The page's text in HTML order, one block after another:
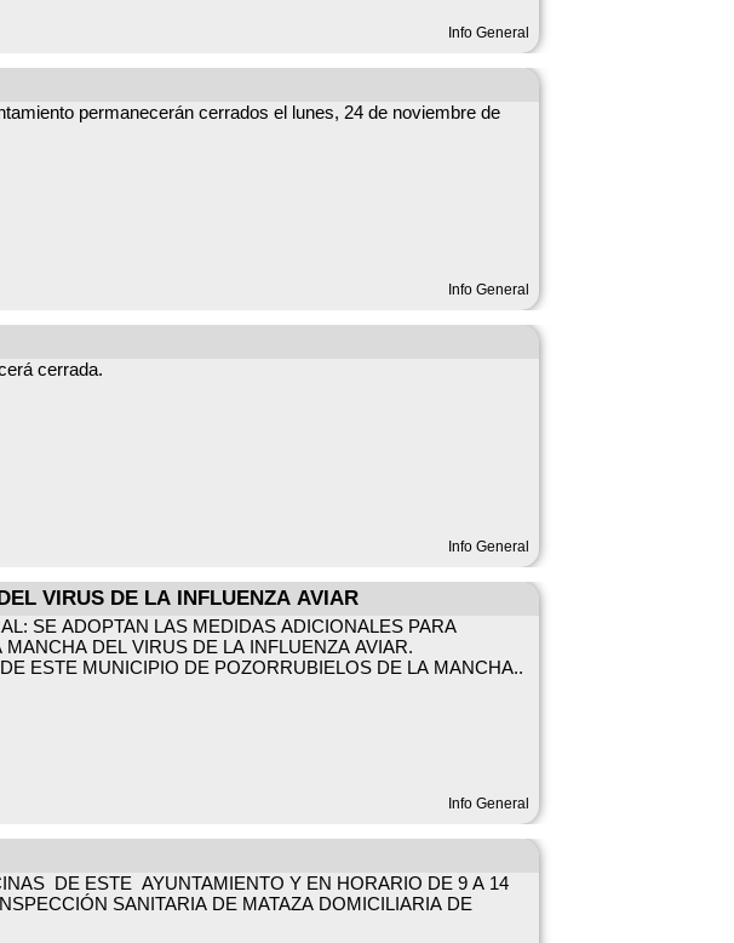
Info General
permanecerán cerrados el lunes, 24 de noviembre de
Info General
cerrada.
Info General
VIRUS DE LA INFLUENZA AVIAR
SE ADOPTAN LAS MEDIDAS ADICIONALES PARA
DEL VIRUS DE LA INFLUENZA AVIAR.
ESTE MUNICIPIO DE POZORRUBIELOS DE LA MANCHA..
Info General
DE ESTE AYUNTAMIENTO Y EN HORARIO DE 9 A 14
SANITARIA DE MATAZA DOMICILIARIA DE